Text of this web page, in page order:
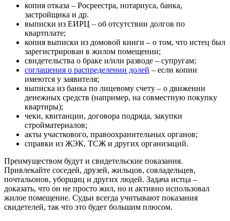
копия отказа – Росреестра, нотариуса, банка,
застройщика и др.
выписки из ЕИРЦ – об отсутствии долгов по
квартплате;
копия выписки из домовой книги – о том, что истец был
зарегистрирован в жилом помещении;
свидетельства о браке и/или разводе – супругам;
соглашения о распределении долей – если копии
имеются у заявителя;
выписка из банка по лицевому счету – о движении
денежных средств (например, на совместную покупку
квартиры);
чеки, квитанции, договора подряда, закупки
стройматериалов;
акты участкового, правоохранительных органов;
справки из ЖЭК, ТСЖ и других организаций.
Преимуществом будут и свидетельские показания.
Привлекайте соседей, друзей, жильцов, совладельцев,
почтальонов, уборщиц и других людей. Задача истца –
доказать, что он не просто жил, но и активно использовал
жилое помещение. Судьи всегда учитывают показания
свидетелей, так что это будет большим плюсом.